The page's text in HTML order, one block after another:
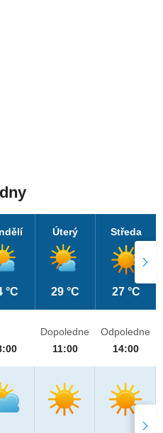
°C
Úterý
29 °C
Středa
27 °C
Dopoledne
11:00
Odpoledne
14:00